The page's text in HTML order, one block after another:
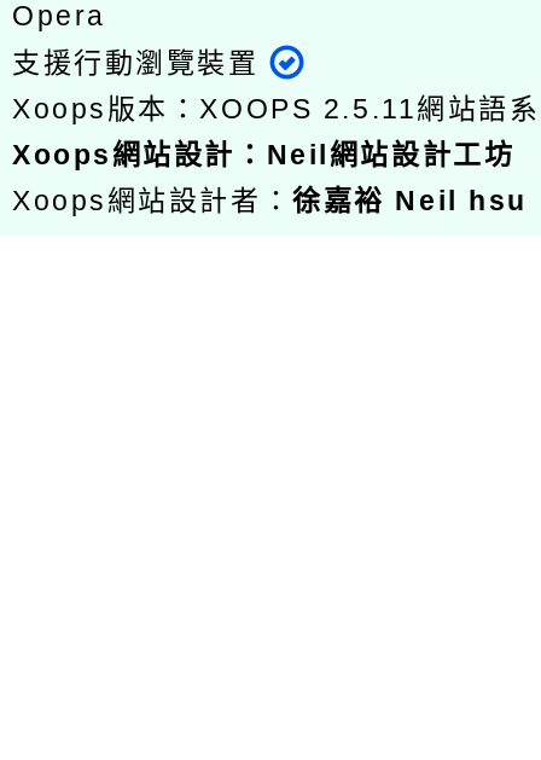
Opera
支援行動瀏覽裝置
Xoops版本： XOOPS 2.5.11網站語
Xoops網站設計 ： Neil網站設計工坊
Xoops網站設計者：徐嘉裕 Neil hsu